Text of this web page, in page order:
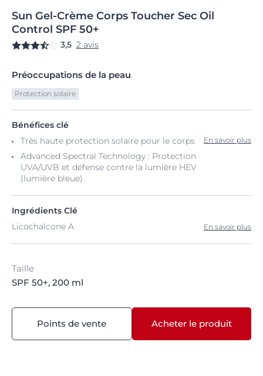
Sun Gel-Crème Corps Toucher Sec Oil
Control SPF 50+
3,5 2 avis
Préoccupations de la peau
Protection solaire
Bénéfices clé
Très haute protection solaire pour le corps
Advanced Spectral Technology : Protection
UVA/UVB et défense contre la lumière HEV
(lumière bleue)
En savoir plus
Ingrédients Clé
Licochalcone A
En savoir plus
Taille
SPF 50+, 200 ml
Points de vente Acheter le produit